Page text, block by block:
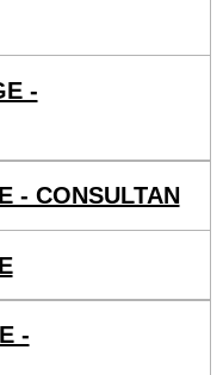
-
- CONSULTAN
-